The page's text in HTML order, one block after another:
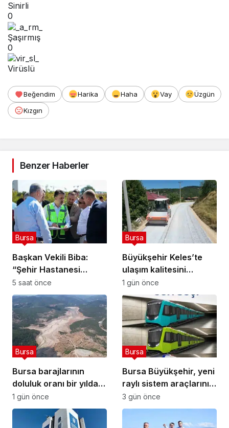
Sinirli
0
Şaşırmış
0
Virüslü
Beğendim Harika Haha Vay
Üzgün
Kızgın
Benzer Haberler
Başkan Vekili Biba:
“Şehir Hastanesi
otoparkı bu ay hizmete
açılacak”
Bursa
5 saat önce
Büyükşehir Keles’te
ulaşım kalitesini
artırıyor
Bursa
1 gün önce
Bursa barajlarının
doluluk oranı bir yılda
yüzde 24,9’dan yüzde
81’e yükseldi
Bursa
1 gün önce
Bursa Büyükşehir, yeni
raylı sistem araçlarının
renk seçimini
vatandaşlara bıraktı
Bursa
3 gün önce